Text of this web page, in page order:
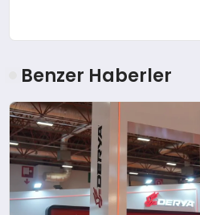
Benzer Haberler